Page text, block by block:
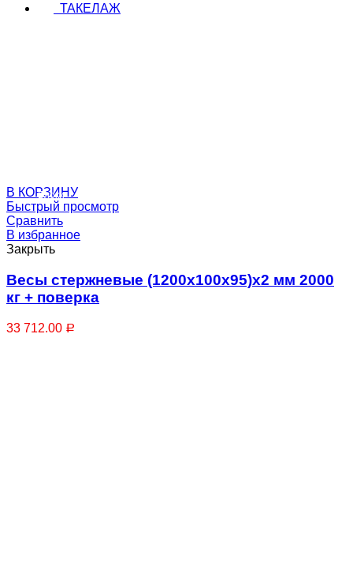
ТАКЕЛАЖ
Блоки
В КОРЗИНУ
Быстрый просмотр
Сравнить
В избранное
Закрыть
Весы стержневые (1200х100х95)х2 мм 2000
кг + поверка
33 712.00 Р